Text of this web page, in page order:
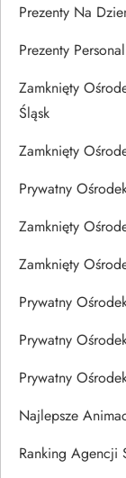
Prezenty Na
Prezenty
Zamknięty
Śląsk
Zamknięty
Prywatny
Zamknięty
Zamknięty
Prywatny
Prywatny
Prywatny
Najlepsze
Ranking Agencji